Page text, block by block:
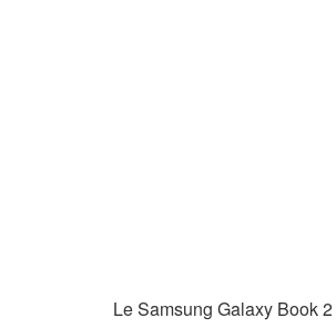
Le Samsung Galaxy Book